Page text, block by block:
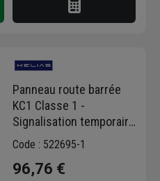
Panneau route barrée
KC1 Classe 1 -
Signalisation temporaire
de chantier sur pieds -
Code : 522695-1
96,76 €